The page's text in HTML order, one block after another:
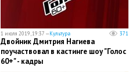
1 июля 2019, 19:37 —Культура 371
Двойник Дмитрия Нагиева
поучаствовал в кастинге шоу "Голос
60+" - кадры